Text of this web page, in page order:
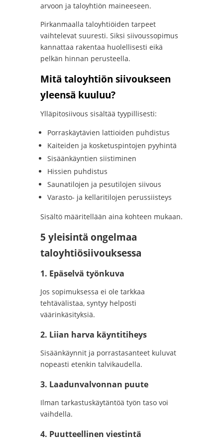
arvoon ja taloyhtiön maineeseen.
Pirkanmaalla taloyhtiöiden tarpeet
vaihtelevat suuresti. Siksi siivoussopimus
kannattaa rakentaa huolellisesti eikä
pelkän hinnan perusteella.
Mitä taloyhtiön siivoukseen
yleensä kuuluu?
Ylläpitosiivous sisältää tyypillisesti:
Porraskäytävien lattioiden puhdistus
Kaiteiden ja kosketuspintojen pyyhintä
Sisäänkäyntien siistiminen
Hissien puhdistus
Saunatilojen ja pesutilojen siivous
Varasto- ja kellaritilojen perussiisteys
Sisältö määritellään aina kohteen mukaan.
5 yleisintä ongelmaa
taloyhtiösiivouksessa
1. Epäselvä työnkuva
Jos sopimuksessa ei ole tarkkaa
tehtävälistaa, syntyy helposti
väärinkäsityksiä.
2. Liian harva käyntitiheys
Sisäänkäynnit ja porrastasanteet kuluvat
nopeasti etenkin talvikaudella.
3. Laadunvalvonnan puute
Ilman tarkastuskäytäntöä työn taso voi
vaihdella.
4. Puutteellinen viestintä